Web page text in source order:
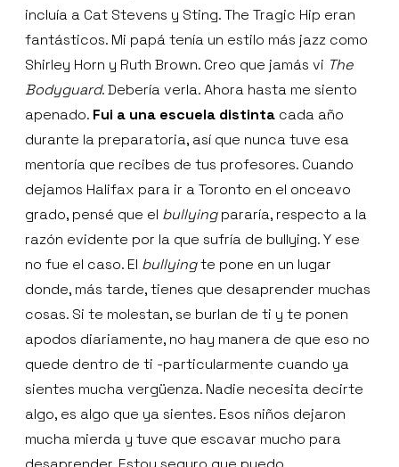
incluía a Cat Stevens y Sting. The Tragic Hip eran
fantásticos. Mi papá tenía un estilo más jazz como
Shirley Horn y Ruth Brown. Creo que jamás vi The
Bodyguard. Debería verla. Ahora hasta me siento
apenado. Fui a una escuela distinta cada año
durante la preparatoria, así que nunca tuve esa
mentoría que recibes de tus profesores. Cuando
dejamos Halifax para ir a Toronto en el onceavo
grado, pensé que el bullyingpararía, respecto a la
razón evidente por la que sufría de bullying. Y ese
no fue el caso. El bullyingte pone en un lugar
donde, más tarde, tienes que desaprender muchas
cosas. Si te molestan, se burlan de ti y te ponen
apodos diariamente, no hay manera de que eso no
quede dentro de ti -particularmente cuando ya
sientes mucha vergüenza. Nadie necesita decirte
algo, es algo que ya sientes. Esos niños dejaron
mucha mierda y tuve que escavar mucho para